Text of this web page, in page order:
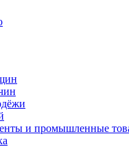
и промышленные